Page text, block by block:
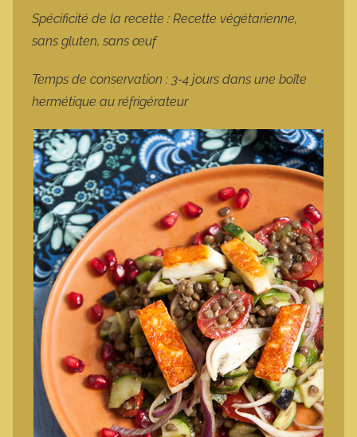
Spécificité de la recette : Recette végétarienne,
sans gluten, sans œuf
Temps de conservation : 3-4 jours dans une boîte
hermétique au réfrigérateur